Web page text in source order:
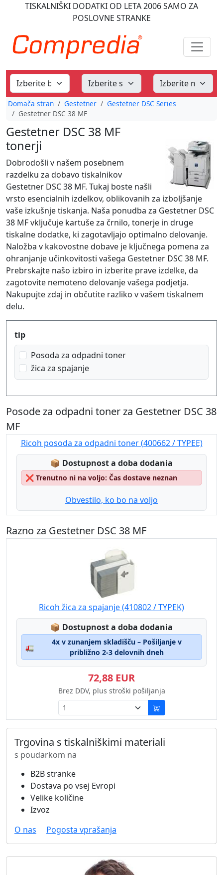
TISKALNIŠKI DODATKI OD LETA 2006SAMO ZA
POSLOVNE STRANKE
Domača stran Gestetner
Gestetner DSC Series
Gestetner DSC 38 MF
Gestetner DSC 38 MF
tonerji
Dobrodošli v našem posebnem
razdelku za dobavo tiskalnikov
Gestetner DSC 38 MF. Tukaj boste našli
vrsto esencialnih izdelkov, oblikovanih za izboljšanje
vaše izkušnje tiskanja. Naša ponudba za Gestetner DSC
38 MF vključuje kartuše za črnilo, tonerje in druge
tiskalne dodatke, ki zagotavljajo optimalno delovanje.
Naložba v kakovostne dobave je ključnega pomena za
ohranjanje učinkovitosti vašega Gestetner DSC 38 MF.
Prebrskajte našo izbiro in izberite prave izdelke, da
zagotovite nemoteno delovanje vašega podjetja.
Nakupujte zdaj in občutite razliko v vašem tiskalnem
delu.
Produktfilter
tip
Posoda za odpadni toner
žica za spajanje
Posode za odpadni toner za Gestetner DSC 38
MF
Ricoh posoda za odpadni toner (400662 / TYPEE)
📦 Lagerstatus:
Dostupnost a doba dodania
❌ Trenutno ni na voljo: Čas dostave neznan
Obvestilo, ko bo na voljo
Razno za Gestetner DSC 38 MF
Ricoh žica za spajanje (410802 / TYPEK)
📦 Lagerstatus:
Dostupnost a doba dodania
🚛
4x v zunanjem skladišču – Pošiljanje v
približno 2-3 delovnih dneh
72,88 EUR
Brez DDV, plus stroški pošiljanja
Trgovina s tiskalniškimi materiali
s poudarkom na
B2B stranke
Dostava po vsej Evropi
Velike količine
Izvoz
O nas
Pogosta vprašanja